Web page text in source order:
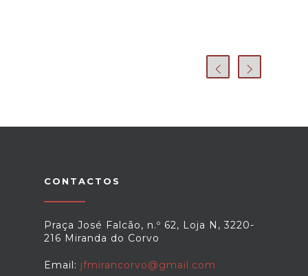
CONTACTOS
Praça José Falcão, n.º 62, Loja N, 3220-
216 Miranda do Corvo
Email: jfmirancorvo@gmail.com